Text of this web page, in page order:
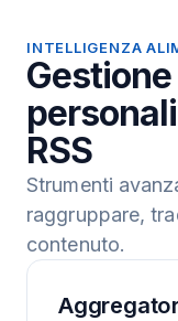
INTELLIGENZA
Gestione
RSS
Strumenti
raggruppare,
contenuto.